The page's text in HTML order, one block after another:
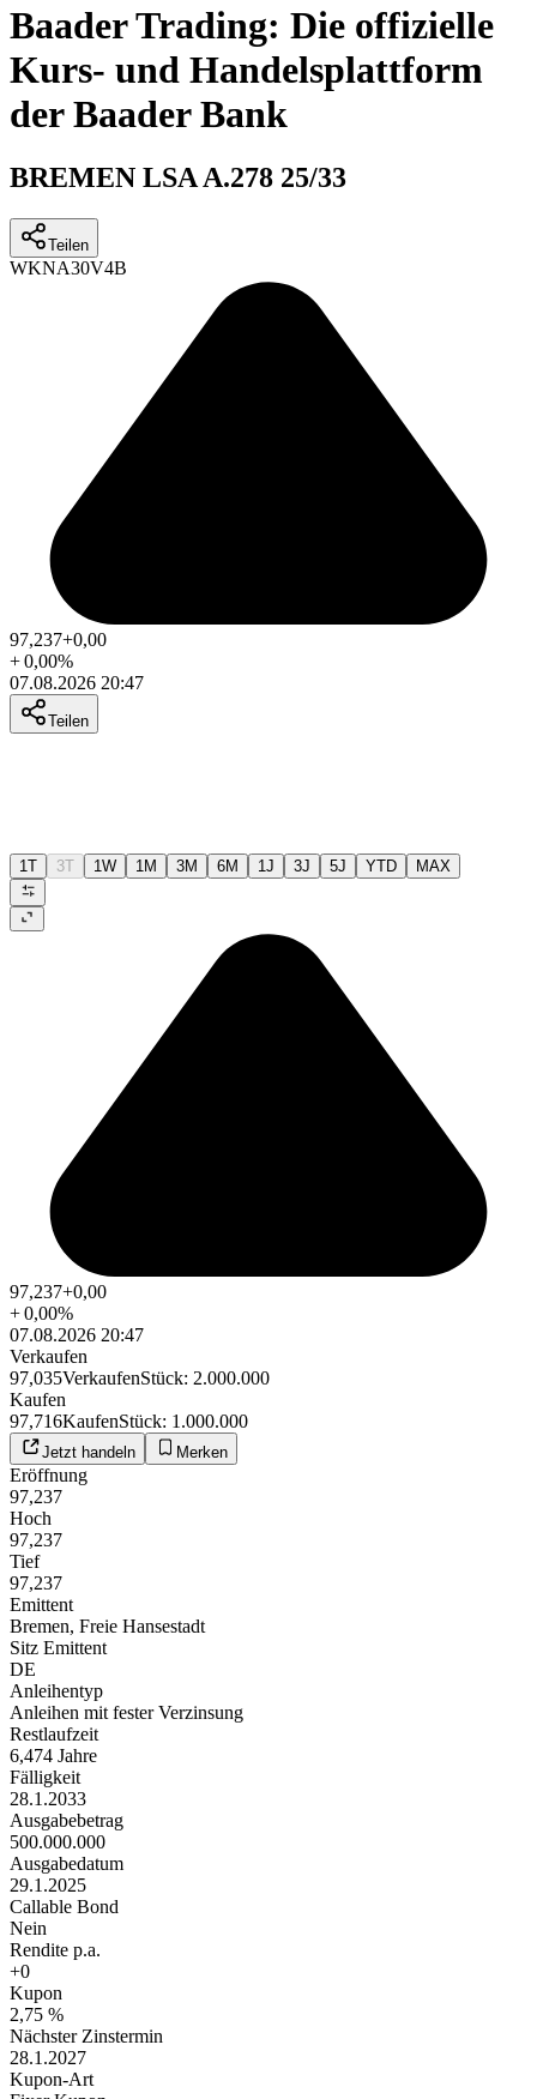
Baader Trading: Die offizielle
Kurs- und Handelsplattform
der Baader Bank
BREMEN LSA A.278 25/33
Teilen
WKNA30V4B
97,237+0,00
+0,00%
07.08.2026 20:47
Teilen
1T 3T 1W 1M 3M 6M 1J 3J 5J YTD MAX
97,237+0,00
+0,00%
07.08.2026 20:47
Verkaufen
97,035VerkaufenStück: 2.000.000
Kaufen
97,716KaufenStück: 1.000.000
Jetzt handeln Merken
Eröffnung
97,237
Hoch
97,237
Tief
97,237
Emittent
Bremen, Freie Hansestadt
Sitz Emittent
DE
Anleihentyp
Anleihen mit fester Verzinsung
Restlaufzeit
6,474 Jahre
Fälligkeit
28.1.2033
Ausgabebetrag
500.000.000
Ausgabedatum
29.1.2025
Callable Bond
Nein
Rendite p.a.
+0
Kupon
2,75 %
Nächster Zinstermin
28.1.2027
Kupon-Art